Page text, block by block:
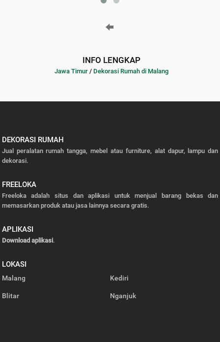
INFO LENGKAP
Jawa Timur / Dekorasi Rumah di Malang
DEKORASI RUMAH
Jual peralatan rumah tangga, mebel atau furniture, alat dapur, lampu dan
dekorasi.
FREELOKA
Freeloka adalah situs dan aplikasi untuk menjual barang bekas dan
memasarkan produk atau jasa lainnya secara gratis.
APLIKASI
Download aplikasi.
LOKASI
Malang Kediri
Blitar Nganjuk